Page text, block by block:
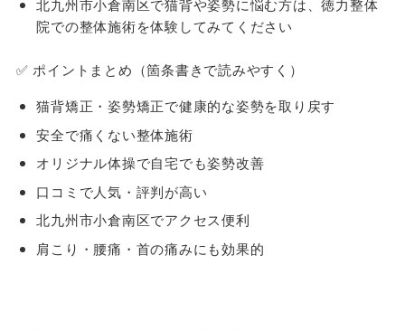
院での整体施術を体験してみてください
✅ ポイントまとめ（箇条書きで読みやすく）
猫背矯正・姿勢矯正で健康的な姿勢を取り戻す
安全で痛くない整体施術
オリジナル体操で自宅でも姿勢改善
口コミで人気・評判が高い
北九州市小倉南区でアクセス便利
肩こり・腰痛・首の痛みにも効果的